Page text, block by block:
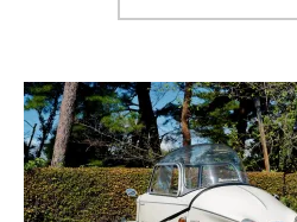
イギリス車
ENGLAND